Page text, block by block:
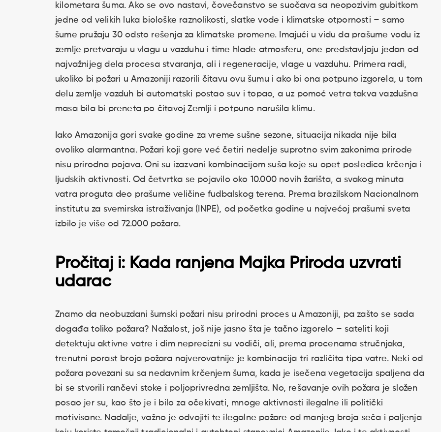
kilometara šuma. Ako se ovo nastavi, čovečanstvo se suočava sa neopozivim gubitkom
jedne od velikih luka biološke raznolikosti, slatke vode i klimatske otpornosti – samo
šume pružaju 30 odsto rešenja za klimatske promene. Imajući u vidu da prašume vodu iz
zemlje pretvaraju u vlagu u vazduhu i time hlade atmosferu, one predstavljaju jedan od
najvažnijeg dela procesa stvaranja, ali i regeneracije, vlage u vazduhu. Primera radi,
ukoliko bi požari u Amazoniji razorili čitavu ovu šumu i ako bi ona potpuno izgorela, u tom
delu zemlje vazduh bi automatski postao suv i topao, a uz pomoć vetra takva vazdušna
masa bila bi preneta po čitavoj Zemlji i potpuno narušila klimu.
Iako Amazonija gori svake godine za vreme sušne sezone, situacija nikada nije bila
ovoliko alarmantna. Požari koji gore već četiri nedelje suprotno svim zakonima prirode
nisu prirodna pojava. Oni su izazvani kombinacijom suša koje su opet posledica krčenja i
ljudskih aktivnosti. Od četvrtka se pojavilo oko 10.000 novih žarišta, a svakog minuta
vatra proguta deo prašume veličine fudbalskog terena. Prema brazilskom Nacionalnom
institutu za svemirska istraživanja (INPE), od početka godine u najvećoj prašumi sveta
izbilo je više od 72.000 požara.
Pročitaj i: Kada ranjena Majka Priroda uzvrati
udarac
Znamo da neobuzdani šumski požari nisu prirodni proces u Amazoniji, pa zašto se sada
događa toliko požara? Nažalost, još nije jasno šta je tačno izgorelo – sateliti koji
detektuju aktivne vatre i dim neprecizni su vodiči, ali, prema procenama stručnjaka,
trenutni porast broja požara najverovatnije je kombinacija tri različita tipa vatre. Neki od
požara povezani su sa nedavnim krčenjem šuma, kada je isečena vegetacija spaljena da
bi se stvorili rančevi stoke i poljoprivredna zemljišta. No, rešavanje ovih požara je složen
posao jer su, kao što je i bilo za očekivati, mnoge aktivnosti ilegalne ili politički
motivisane. Nadalje, važno je odvojiti te ilegalne požare od manjeg broja seča i paljenja